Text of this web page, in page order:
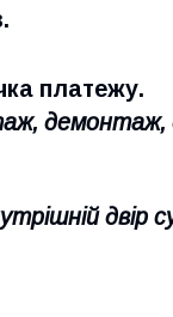
платежу.
демонтаж,
двір